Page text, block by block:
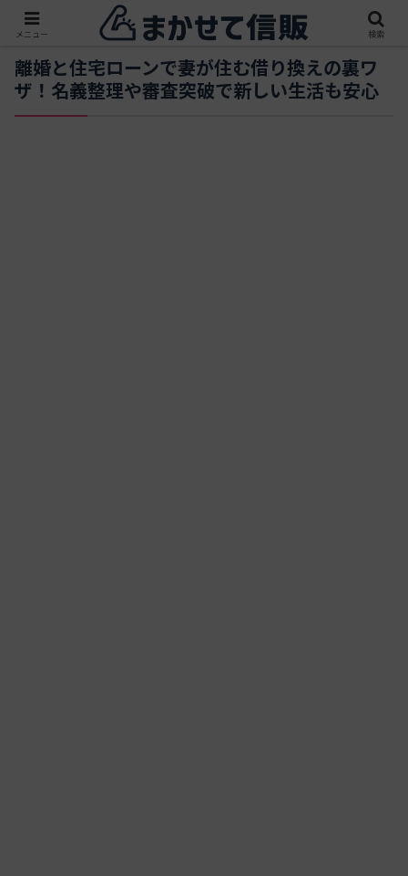
離婚と住宅ローンで妻が住む借り換えの裏ワ
ザ！名義整理や審査突破で新しい生活も安心
メニュー 検索